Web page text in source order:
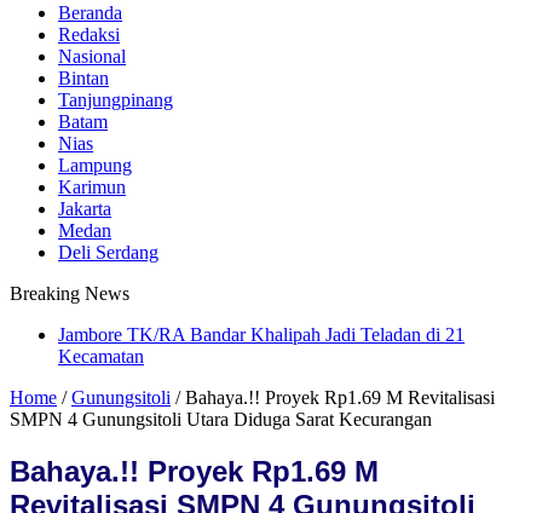
Beranda
Redaksi
Nasional
Bintan
Tanjungpinang
Batam
Nias
Lampung
Karimun
Jakarta
Medan
Deli Serdang
Breaking News
Jambore TK/RA Bandar Khalipah Jadi Teladan di 21
Kecamatan
Home / Gunungsitoli / Bahaya.!! Proyek Rp1.69 M Revitalisasi
SMPN 4 Gunungsitoli Utara Diduga Sarat Kecurangan
Bahaya.!! Proyek Rp1.69 M
Revitalisasi SMPN 4 Gunungsitoli